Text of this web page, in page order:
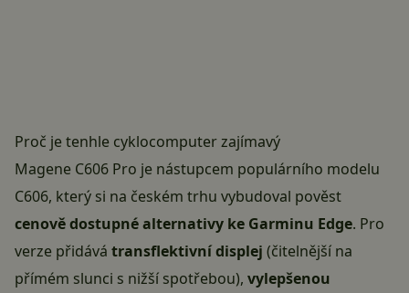
Proč je tenhle cyklocomputer zajímavý
Magene C606 Pro je nástupcem populárního modelu
C606, který si na českém trhu vybudoval pověst
cenově dostupné alternativy ke Garminu Edge. Pro
verze přidává transflektivní displej (čitelnější na
přímém slunci s nižší spotřebou), vylepšenou